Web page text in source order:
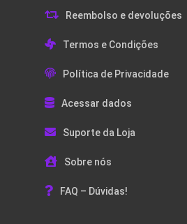
Reembolso e devoluções
Termos e Condições
Política de Privacidade
Acessar dados
Suporte da Loja
Sobre nós
FAQ – Dúvidas!